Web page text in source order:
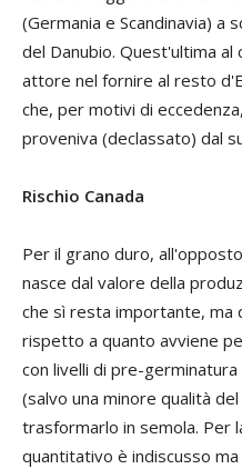
(Germania e Scandinavia) a
del Danubio. Quest'ultima
attore nel fornire al resto
che, per motivi di
proveniva (declassato) dal
Rischio Canada
Per il grano duro,
nasce dal valore della
che sì resta importante, ma
rispetto a quanto avviene
con livelli di pre-
(salvo una minore qualità
trasformarlo in semola. Per
quantitativo è indiscusso